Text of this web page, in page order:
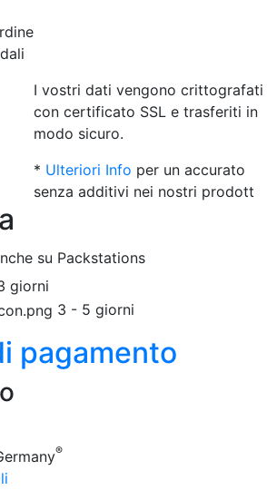
I vostri dati vengono crittografati
con certificato SSL e trasferiti in
modo sicuro.
* Ulteriori Info per un accurato
senza additivi nei nostri prodott
su Packstations
giorni
3 - 5 giorni
pagamento
o
®